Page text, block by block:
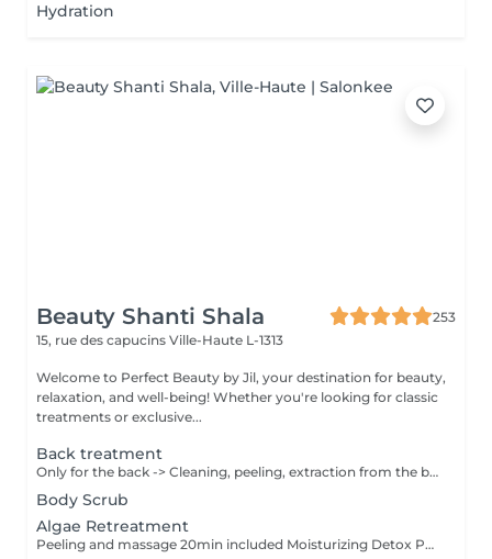
Hydration
Beauty Shanti Shala
253
15, rue des capucins Ville-Haute L-1313
Welcome to Perfect Beauty by Jil, your destination for beauty,
relaxation, and well-being! Whether you're looking for classic
treatments or exclusive...
Back treatment
Only for the back -> Cleaning, peeling, extraction from the black points & pimples, massage 10min and mask 10min
Body Scrub
Algae Retreatment
Peeling and massage 20min included Moisturizing Detox Purifying Stimulant